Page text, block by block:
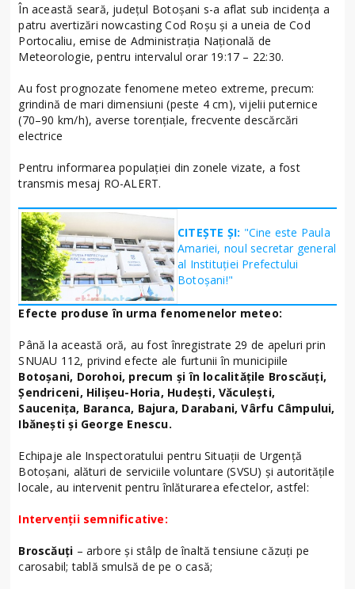
În această seară, județul Botoșani s-a aflat sub incidența a
patru avertizări nowcasting Cod Roșu și a uneia de Cod
Portocaliu, emise de Administrația Națională de
Meteorologie, pentru intervalul orar 19:17 – 22:30.
Au fost prognozate fenomene meteo extreme, precum:
grindină de mari dimensiuni (peste 4 cm), vijelii puternice
(70–90 km/h), averse torențiale, frecvente descărcări
electrice
Pentru informarea populației din zonele vizate, a fost
transmis mesaj RO-ALERT.
CITEȘTE ȘI: "Cine este Paula
Amariei, noul secretar general
al Instituției Prefectului
Botoșani!"
Efecte produse în urma fenomenelor meteo:
Până la această oră, au fost înregistrate 29 de apeluri prin
SNUAU 112, privind efecte ale furtunii în municipiile
Botoșani, Dorohoi, precum și în localitățile Broscăuți,
Șendriceni, Hilișeu-Horia, Hudești, Văculești,
Saucenița, Baranca, Bajura, Darabani, Vârfu Câmpului,
Ibănești și George Enescu.
Echipaje ale Inspectoratului pentru Situații de Urgență
Botoșani, alături de serviciile voluntare (SVSU) și autoritățile
locale, au intervenit pentru înlăturarea efectelor, astfel:
Intervenții semnificative:
Broscăuți – arbore și stâlp de înaltă tensiune căzuți pe
carosabil; tablă smulsă de pe o casă;